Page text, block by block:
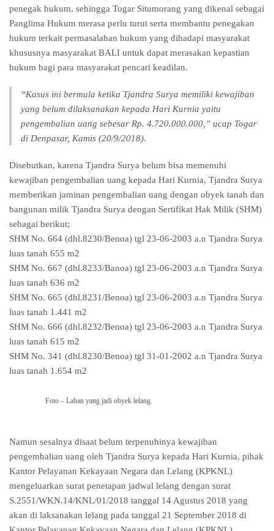
penegak hukum, sehingga Togar Situmorang yang dikenal sebagai
Panglima Hukum merasa perlu turut serta membantu penegakan
hukum terkait permasalahan hukum yang dihadapi masyarakat
khususnya masyarakat BALI untuk dapat merasakan kepastian
hukum bagi para masyarakat pencari keadilan.
“Kasus ini bermula ketika Tjandra Surya memiliki kewajiban
yang belum dilaksanakan kepada Hari Kurnia yaitu
pengembalian uang sebesar Rp. 4.720.000.000,” ucap Togar
di Denpasar, Kamis (20/9/2018).
Disebutkan, karena Tjandra Surya belum bisa memenuhi
kewajiban pengembalian uang kepada Hari Kurnia, Tjandra Surya
memberikan jaminan pengembalian uang dengan obyek tanah dan
bangunan milik Tjandra Surya dengan Sertifikat Hak Milik (SHM)
sebagai berikut;
SHM No. 664 (dhl.8230/Benoa) tgl 23-06-2003 a.n Tjandra Surya
luas tanah 655 m2
SHM No. 667 (dhl.8233/Banoa) tgl 23-06-2003 a.n Tjandra Surya
luas tanah 636 m2
SHM No. 665 (dhl.8231/Benoa) tgl 23-06-2003 a.n Tjandra Surya
luas tanah 1.441 m2
SHM No. 666 (dhl.8232/Benoa) tgl 23-06-2003 a.n Tjandra Surya
luas tanah 615 m2
SHM No. 341 (dhl.8230/Benoa) tgl 31-01-2002 a.n Tjandra Surya
luas tanah 1.654 m2
Foto – Lahan yang jadi obyek lelang.
Namun sesalnya disaat belum terpenuhinya kewajiban
pengembalian uang oleh Tjandra Surya kepada Hari Kurnia, pihak
Kantor Pelayanan Kekayaan Negara dan Lelang (KPKNL)
mengeluarkan surat penetapan jadwal lelang dengan surat
S.2551/WKN.14/KNL/01/2018 tanggal 14 Agustus 2018 yang
akan di laksanakan lelang pada tanggal 21 September 2018 di